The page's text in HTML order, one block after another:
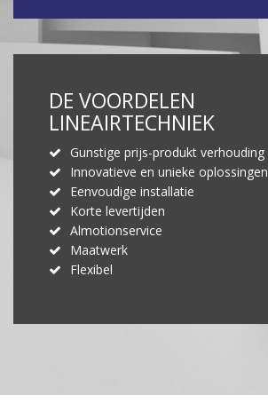
DE VOORDELEN
LINEAIRTECHNIEK
Gunstige prijs-produkt verhouding
Innovatieve en unieke oplossingen
Eenvoudige installatie
Korte levertijden
Almotionservice
Maatwerk
Flexibel